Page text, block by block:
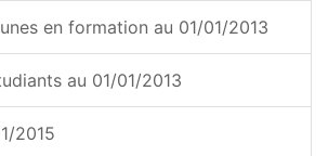
en formation au 01/01/2013
au 01/01/2013
2015